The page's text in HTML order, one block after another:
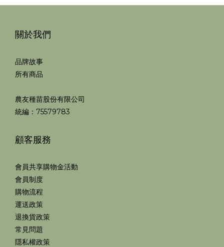
關於我們
品牌故事
所有商品
農友種苗股份有限公司
統編：75579783
顧客服務
會員共享購物金活動
會員制度
購物流程
運送政策
退換貨政策
常見問題
隱私權政策